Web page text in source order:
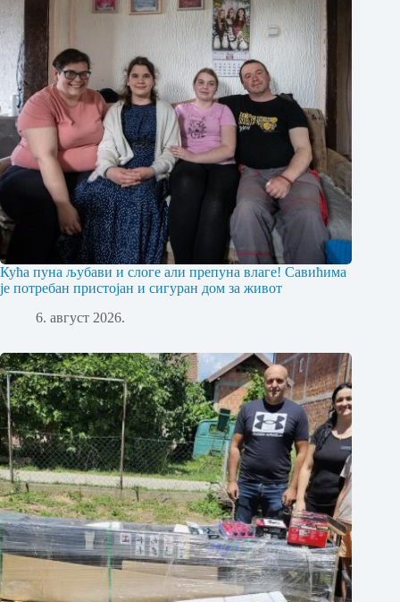
Кућа пуна љубави и слоге али препуна влаге! Савићима
је потребан пристојан и сигуран дом за живот
6. август 2026.